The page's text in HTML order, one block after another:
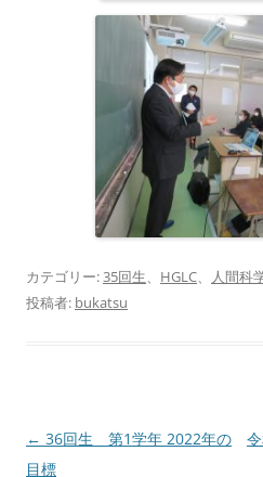
カテゴリー:35回生、 HGLC、 人間科
投稿者: bukatsu
投
稿
← 36回生 第1学年 2022年の
目標